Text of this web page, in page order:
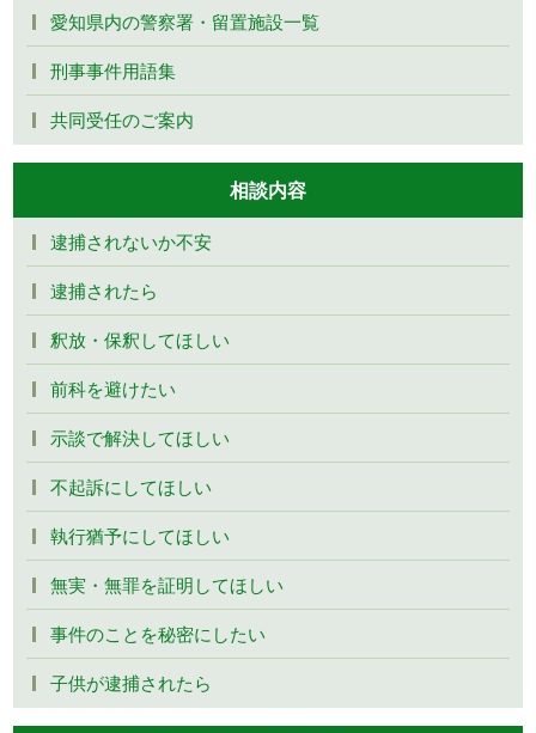
愛知県内の警察署・留置施設一覧
刑事事件用語集
共同受任のご案内
相談内容
逮捕されないか不安
逮捕されたら
釈放・保釈してほしい
前科を避けたい
示談で解決してほしい
不起訴にしてほしい
執行猶予にしてほしい
無実・無罪を証明してほしい
事件のことを秘密にしたい
子供が逮捕されたら